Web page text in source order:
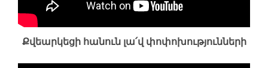
Քվեարկեցի հանուն լա՛վ փոփոխությունների